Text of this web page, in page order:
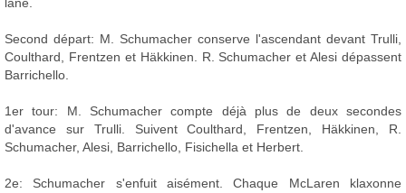
lane.
Second départ: M. Schumacher conserve l'ascendant devant Trulli,
Coulthard, Frentzen et Häkkinen. R. Schumacher et Alesi dépassent
Barrichello.
1er tour: M. Schumacher compte déjà plus de deux secondes
d'avance sur Trulli. Suivent Coulthard, Frentzen, Häkkinen, R.
Schumacher, Alesi, Barrichello, Fisichella et Herbert.
2e: Schumacher s'enfuit aisément. Chaque McLaren klaxonne